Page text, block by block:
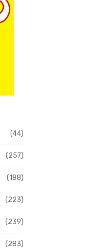
(44)
(257)
(188)
(223)
(239)
(283)